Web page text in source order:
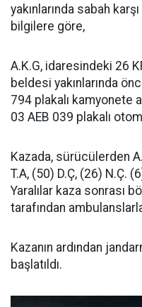
yakınlarında sabah
bilgilere göre,
A.K.G, idaresindeki 26
beldesi yakınlarında
794 plakalı kamyonete
03 AEB 039 plakalı
Kazada, sürücülerden
T.A, (50) D.Ç, (26) N.Ç.
Yaralılar kaza sonrası
tarafından
Kazanın ardından
başlatıldı.